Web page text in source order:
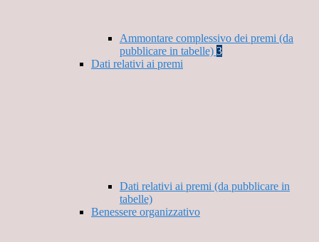
Ammontare complessivo dei premi (da
pubblicare in tabelle) 3
Dati relativi ai premi
Dati relativi ai premi (da pubblicare in
tabelle)
Benessere organizzativo